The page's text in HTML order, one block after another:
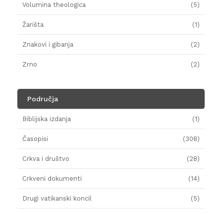
Volumina theologica (5)
Žarišta (1)
Znakovi i gibanja (2)
Zrno (2)
Područja
Biblijska izdanja (1)
Časopisi (308)
Crkva i društvo (28)
Crkveni dokumenti (14)
Drugi vatikanski koncil (5)